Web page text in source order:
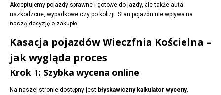
Akceptujemy pojazdy sprawne i gotowe do jazdy, ale także auta
uszkodzone, wypadkowe czy po kolizji. Stan pojazdu nie wpływa na
naszą decyzję o zakupie.
Kasacja pojazdów Wieczfnia Kościelna –
jak wygląda proces
Krok 1: Szybka wycena online
Na naszej stronie dostępny jest błyskawiczny kalkulator wyceny.